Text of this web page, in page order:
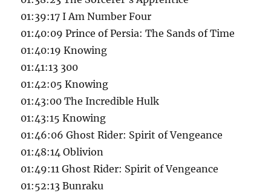
01:39:17 I Am Number Four
01:40:09 Prince of Persia: The Sands of Time
01:40:19 Knowing
01:41:13 300
01:42:05 Knowing
01:43:00 The Incredible Hulk
01:43:15 Knowing
01:46:06 Ghost Rider: Spirit of Vengeance
01:48:14 Oblivion
01:49:11 Ghost Rider: Spirit of Vengeance
01:52:13 Bunraku